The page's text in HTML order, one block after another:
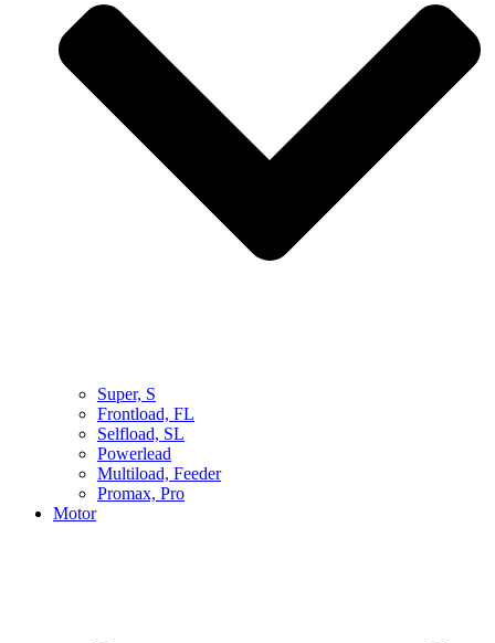
Super, S
Frontload, FL
Selfload, SL
Powerlead
Multiload, Feeder
Promax, Pro
Motor